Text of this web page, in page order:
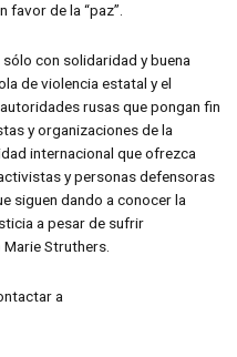
favor de la “paz”.
con solidaridad y buena
de violencia estatal y el
rusas que pongan fin
y organizaciones de la
internacional que ofrezca
y personas defensoras
siguen dando a conocer la
a pesar de sufrir
Struthers.
a